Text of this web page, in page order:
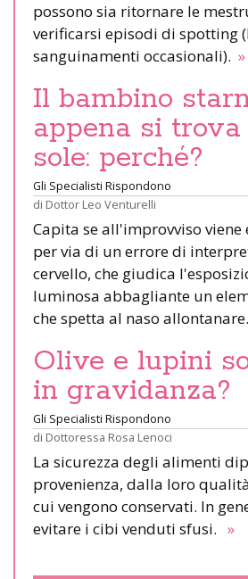
possono sia ritornare le
verificarsi episodi di spotting
sanguinamenti occasionali). »
Il bambino
appena si
sole: perché?
Gli Specialisti Rispondono
di Dottor Leo Venturelli
Capita se all'improvviso viene
per via di un errore di
cervello, che giudica
luminosa abbagliante un
che spetta al naso allontanare.
Olive e lupini
in gravidanza?
Gli Specialisti Rispondono
di Dottoressa Rosa Lenoci
La sicurezza degli alimenti
provenienza, dalla loro
cui vengono conservati. In
evitare i cibi venduti sfusi. »